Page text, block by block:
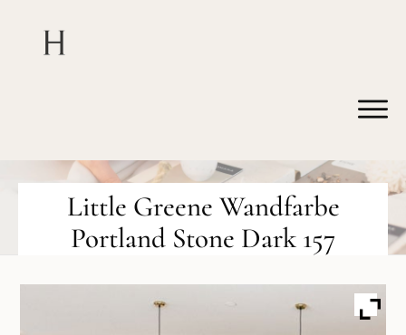
Little Greene Wandfarbe
Portland Stone Dark 157